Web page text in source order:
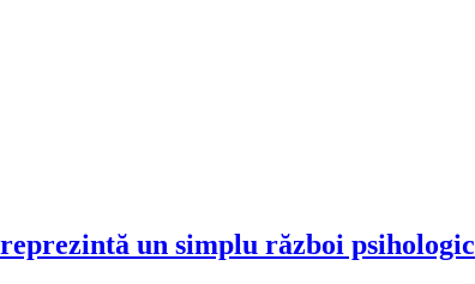
un simplu război psihologic